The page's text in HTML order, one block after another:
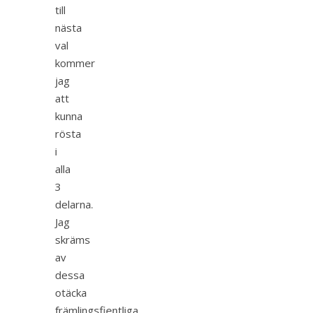
till
nästa
val
kommer
jag
att
kunna
rösta
i
alla
3
delarna.
Jag
skräms
av
dessa
otäcka
främlingsfientliga